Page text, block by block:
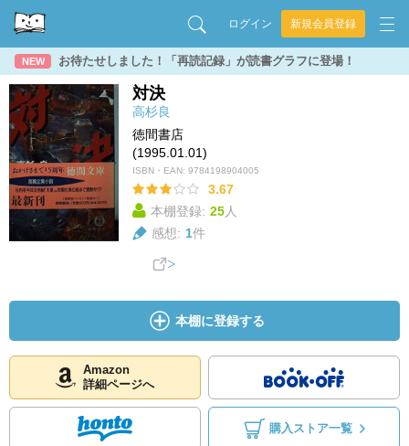
ログイン 新規会員登録
NEW お待たせしました！「再読記録」が読書グラフに登場！
対決
高杉良
徳間書店
(1995.01.01)
ISBN・EAN: 9784198904005
3.67
本棚登録: 25人
感想: 1件
本棚に登録する
Amazon
詳細ページへ
購入ストア一覧